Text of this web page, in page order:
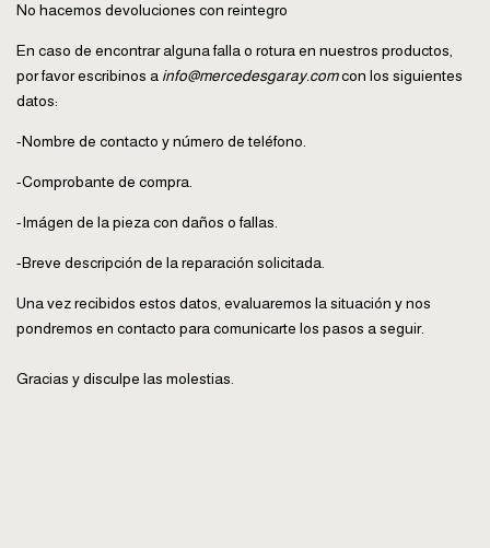
No hacemos devoluciones con reintegro
En caso de encontrar alguna falla o rotura en nuestros productos,
por favor escribinos a info@mercedesgaray.comcon los siguientes
datos:
-Nombre de contacto y número de teléfono.
-Comprobante de compra.
-Imágen de la pieza con daños o fallas.
-Breve descripción de la reparación solicitada.
Una vez recibidos estos datos, evaluaremos la situación y nos
pondremos en contacto para comunicarte los pasos a seguir.
Gracias y disculpe las molestias.